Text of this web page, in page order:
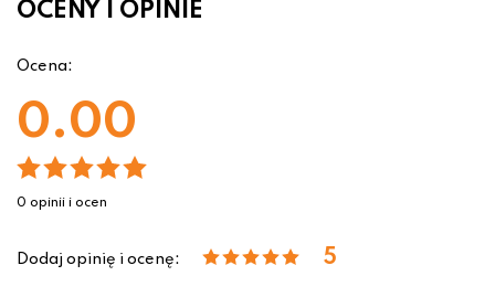
OCENY I OPINIE
Ocena:
0.00
0 opinii i ocen
Dodaj opinię i ocenę: 5